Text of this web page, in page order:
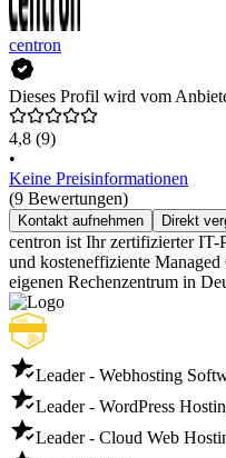
centron
Dieses Profil wird vom
4,8 (9)
•
Keine Preisinformationen
(9 Bewertungen)
Kontakt aufnehmen Direkt
centron ist Ihr zertifizierter IT-
und kosteneffiziente
eigenen Rechenzentrum in
Leader - Webhosting
Leader - WordPress
Leader - Cloud Web